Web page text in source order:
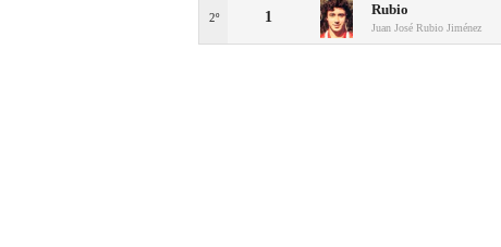
2º 1 Rubio
Juan José Rubio Jiménez